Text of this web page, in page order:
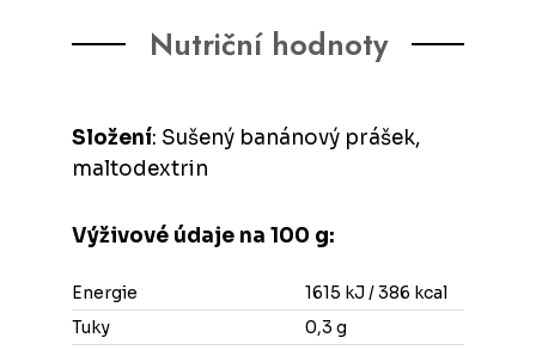
Nutriční hodnoty
Složení: Sušený banánový prášek,
maltodextrin
Výživové údaje na 100 g:
Energie
1615 kJ / 386 kcal
Tuky
0,3 g